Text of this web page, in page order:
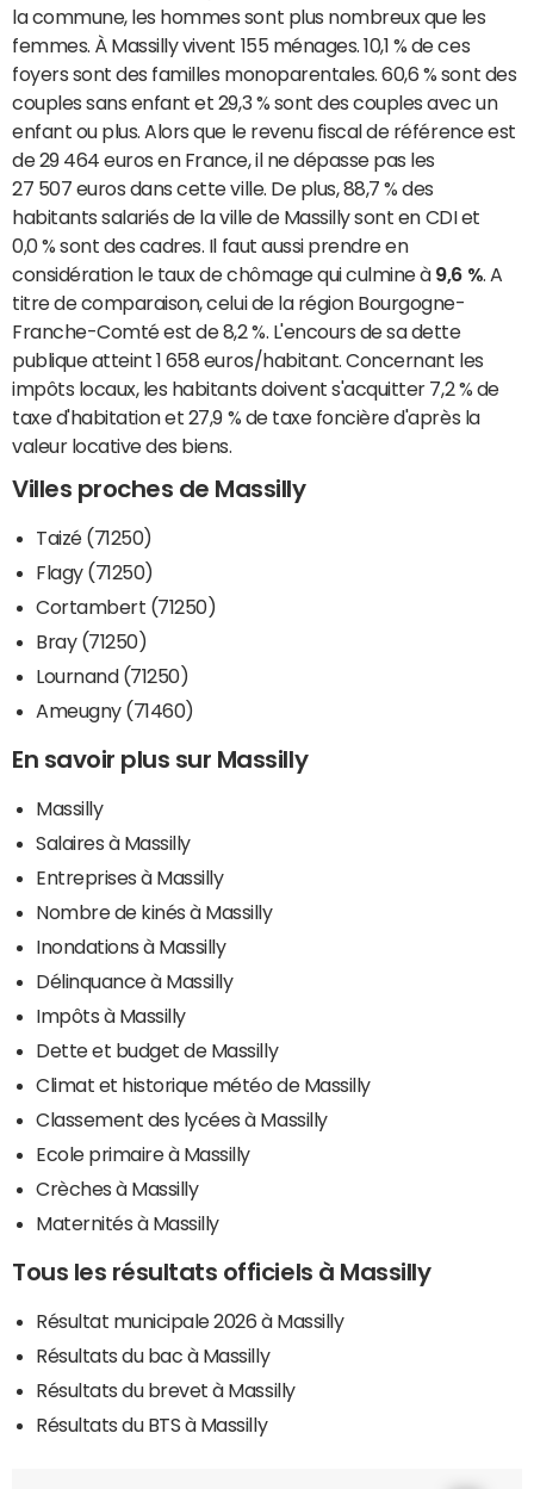
la commune, les hommes sont plus nombreux que les
femmes. À Massilly vivent 155 ménages. 10,1 % de ces
foyers sont des familles monoparentales. 60,6 % sont des
couples sans enfant et 29,3 % sont des couples avec un
enfant ou plus. Alors que le revenu fiscal de référence est
de 29 464 euros en France, il ne dépasse pas les
27 507 euros dans cette ville. De plus, 88,7 % des
habitants salariés de la ville de Massilly sont en CDI et
0,0 % sont des cadres. Il faut aussi prendre en
considération le taux de chômage qui culmine à 9,6 % . A
titre de comparaison, celui de la région Bourgogne-
Franche-Comté est de 8,2 %. L'encours de sa dette
publique atteint 1 658 euros/habitant. Concernant les
impôts locaux, les habitants doivent s'acquitter 7,2 % de
taxe d'habitation et 27,9 % de taxe foncière d'après la
valeur locative des biens.
Villes proches de Massilly
Taizé (71250)
Flagy (71250)
Cortambert (71250)
Bray (71250)
Lournand (71250)
Ameugny (71460)
En savoir plus sur Massilly
Massilly
Salaires à Massilly
Entreprises à Massilly
Nombre de kinés à Massilly
Inondations à Massilly
Délinquance à Massilly
Impôts à Massilly
Dette et budget de Massilly
Climat et historique météo de Massilly
Classement des lycées à Massilly
Ecole primaire à Massilly
Crèches à Massilly
Maternités à Massilly
Tous les résultats officiels à Massilly
Résultat municipale 2026 à Massilly
Résultats du bac à Massilly
Résultats du brevet à Massilly
Résultats du BTS à Massilly